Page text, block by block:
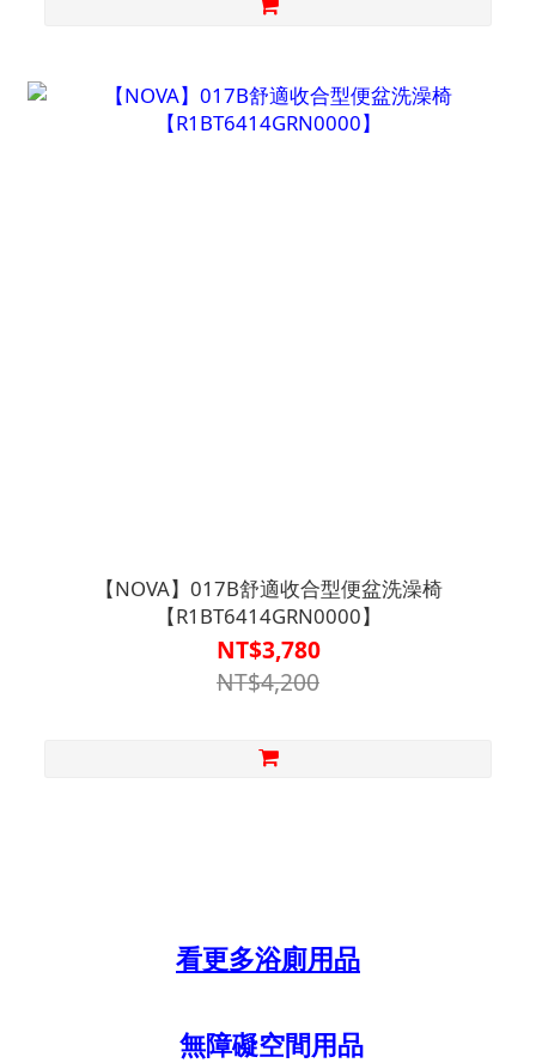
【NOVA】017B舒適收合型便盆洗澡椅
【R1BT6414GRN0000】
NT$3,780
NT$4,200
看更多浴廁用品
無障礙空間用品